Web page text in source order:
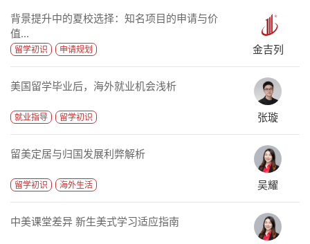
背景提升中的夏校选择：知名项目的申请与价
值...
留学初识 申请规划 金吉列
美国留学毕业后，海外就业机会浅析
就业指导 留学初识 张璇
留美定居与归国发展利弊解析
留学初识 海外生活 吴耀
中美课堂差异 新生美式学习适应指南